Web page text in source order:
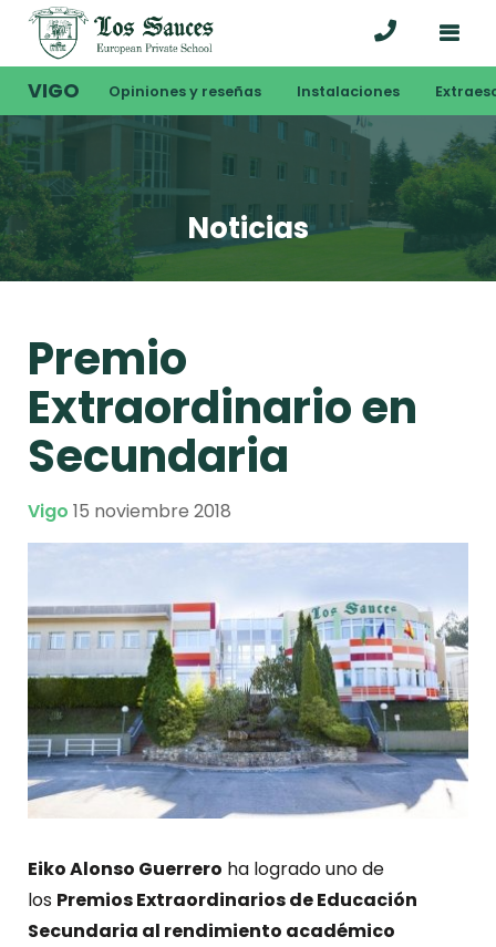
VIGO Opiniones y reseñas Instalaciones
Noticias
Premio
Extraordinario en
Secundaria
Vigo 15 noviembre 2018
Eiko Alonso Guerrero ha logrado uno de
los Premios Extraordinarios de Educación
Secundaria al rendimiento académico